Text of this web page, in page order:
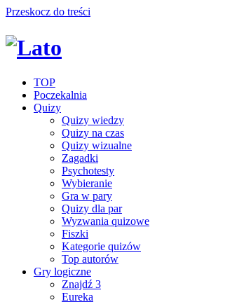
Przeskocz do treści
TOP
Poczekalnia
Quizy
Quizy wiedzy
Quizy na czas
Quizy wizualne
Zagadki
Psychotesty
Wybieranie
Gra w pary
Quizy dla par
Wyzwania quizowe
Fiszki
Kategorie quizów
Top autorów
Gry logiczne
Znajdź 3
Eureka